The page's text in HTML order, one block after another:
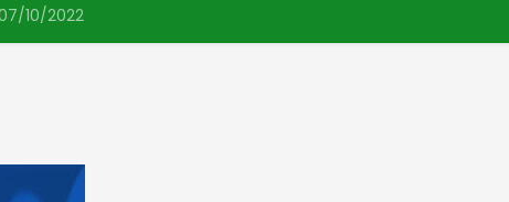
10/2022